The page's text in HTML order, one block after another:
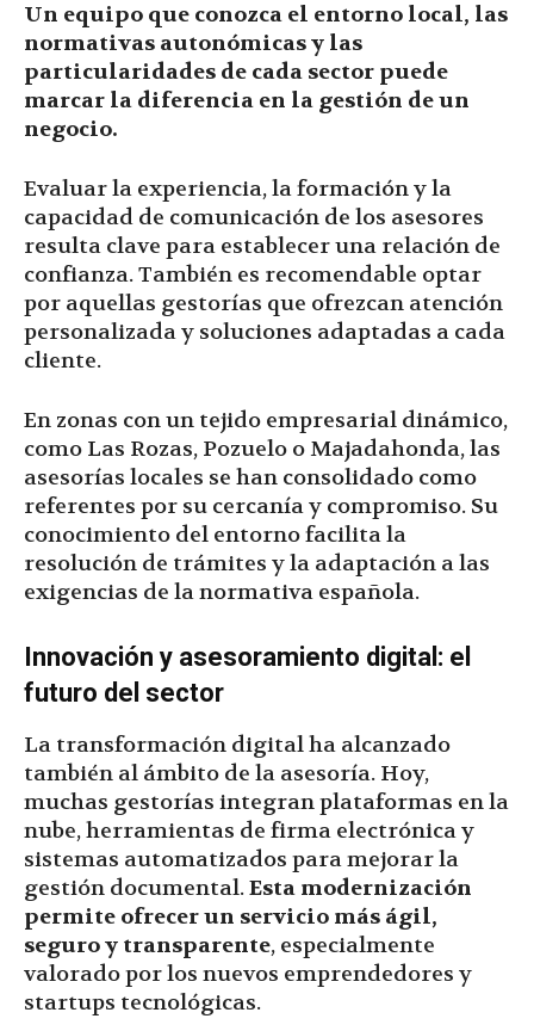
Un equipo que conozca el entorno local, las
normativas autonómicas y las
particularidades de cada sector puede
marcar la diferencia en la gestión de un
negocio.
Evaluar la experiencia, la formación y la
capacidad de comunicación de los asesores
resulta clave para establecer una relación de
confianza. También es recomendable optar
por aquellas gestorías que ofrezcan atención
personalizada y soluciones adaptadas a cada
cliente.
En zonas con un tejido empresarial dinámico,
como Las Rozas, Pozuelo o Majadahonda, las
asesorías locales se han consolidado como
referentes por su cercanía y compromiso. Su
conocimiento del entorno facilita la
resolución de trámites y la adaptación a las
exigencias de la normativa española.
Innovación y asesoramiento digital: el
futuro del sector
La transformación digital ha alcanzado
también al ámbito de la asesoría. Hoy,
muchas gestorías integran plataformas en la
nube, herramientas de firma electrónica y
sistemas automatizados para mejorar la
gestión documental.Esta modernización
permite ofrecer un servicio más ágil,
seguro y transparente, especialmente
valorado por los nuevos emprendedores y
startups tecnológicas.